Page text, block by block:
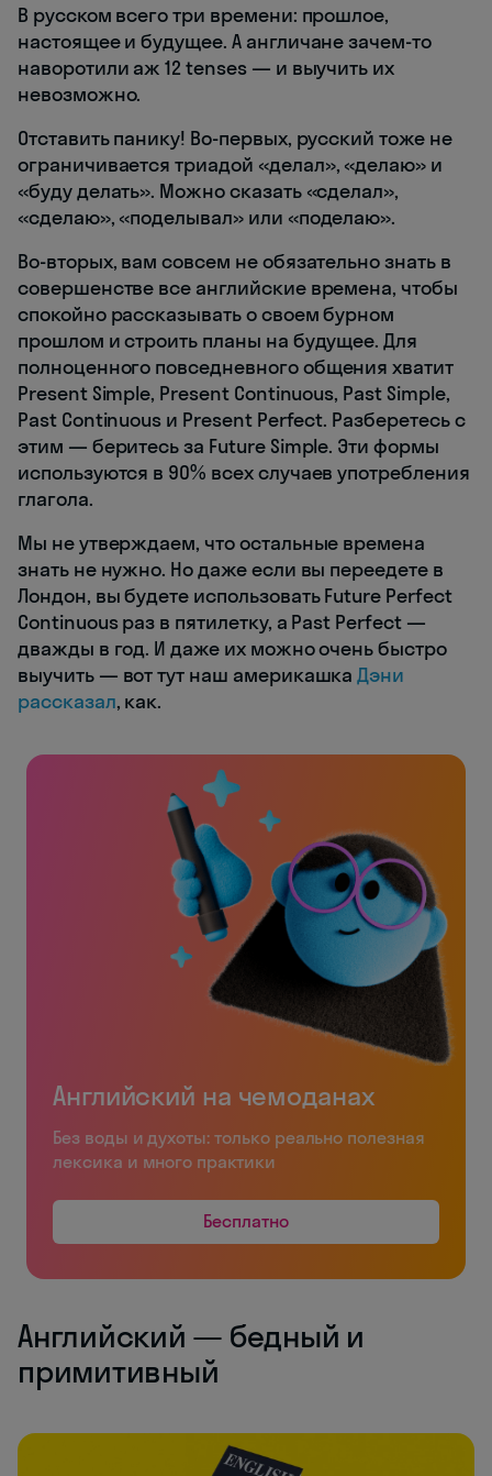
В русском всего три времени: прошлое,
настоящее и будущее. А англичане зачем-то
наворотили аж 12 tenses — и выучить их
невозможно.
Отставить панику! Во-первых, русский тоже не
ограничивается триадой «делал», «делаю» и
«буду делать». Можно сказать «сделал»,
«сделаю», «поделывал» или «поделаю».
Во-вторых, вам совсем не обязательно знать в
совершенстве все английские времена, чтобы
спокойно рассказывать о своем бурном
прошлом и строить планы на будущее. Для
полноценного повседневного общения хватит
Present Simple, Present Continuous, Past Simple,
Past Continuous и Present Perfect. Разберетесь с
этим — беритесь за Future Simple. Эти формы
используются в 90% всех случаев употребления
глагола.
Мы не утверждаем, что остальные времена
знать не нужно. Но даже если вы переедете в
Лондон, вы будете использовать Future Perfect
Continuous раз в пятилетку, а Past Perfect —
дважды в год. И даже их можно очень быстро
выучить — вот тут наш америкашка Дэни
рассказал, как.
Английский на чемоданах
Без воды и духоты: только реально полезная
лексика и много практики
Бесплатно
Английский — бедный и
примитивный